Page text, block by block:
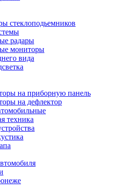
стеклоподьемников
радары
мониторы
вида
на приборную панель
на дефлектор
техника